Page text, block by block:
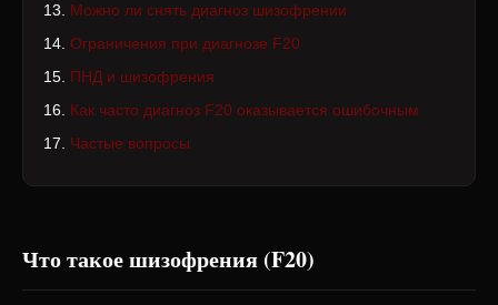
Можно ли снять диагноз шизофрении
Ограничения при диагнозе F20
ПНД и шизофрения
Как часто диагноз F20 оказывается ошибочным
Частые вопросы
Что такое шизофрения (F20)